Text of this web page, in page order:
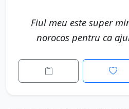
Fiul meu este super
norocos pentru ca